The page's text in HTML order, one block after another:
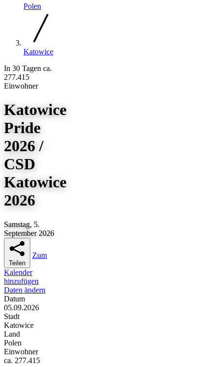
Polen
Katowice
In 30 Tagen ca.
277.415
Einwohner
Katowice
Pride
2026 /
CSD
Katowice
2026
Samstag, 5.
September 2026
Teilen
Zum
Kalender
hinzufügen
Daten ändern
Datum
05.09.2026
Stadt
Katowice
Land
Polen
Einwohner
ca. 277.415